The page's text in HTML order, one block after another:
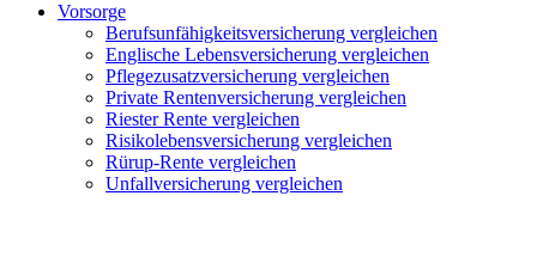
Vorsorge
Berufsunfähigkeitsversicherung vergleichen
Englische Lebensversicherung vergleichen
Pflegezusatzversicherung vergleichen
Private Rentenversicherung vergleichen
Riester Rente vergleichen
Risikolebensversicherung vergleichen
Rürup-Rente vergleichen
Unfallversicherung vergleichen